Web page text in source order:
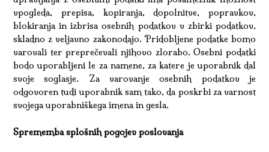
vpogleda, prepisa, kopiranja, dopolnitve, popravkov,
blokiranja in izbrisa osebnih podatkov v zbirki podatkov,
skladno z veljavno zakonodajo. Pridobljene podatke bomo
varovali ter preprečevali njihovo zlorabo. Osebni podatki
bodo uporabljeni le za namene, za katere je uporabnik dal
svoje soglasje. Za varovanje osebnih podatkov je
odgovoren tudi uporabnik sam tako, da poskrbi za varnost
svojega uporabniškega imena in gesla.
Sprememba splošnih pogojev poslovanja